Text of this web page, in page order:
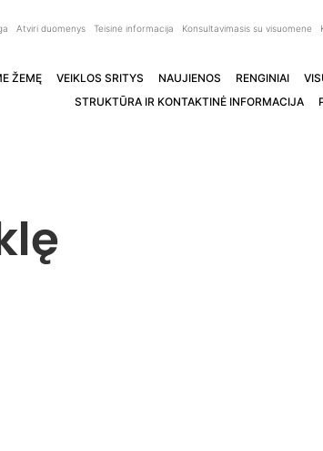
Atviri duomenys Teisinė informacija Konsultavimasis su visuomene
ŽEMĘ VEIKLOS SRITYS NAUJIENOS RENGINIAI
STRUKTŪRA IR KONTAKTINĖ INFORMACIJA